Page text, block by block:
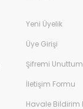
Yeni Üyelik
Üye Girişi
Şifremi Unuttum
İletişim Formu
Havale Bildirim